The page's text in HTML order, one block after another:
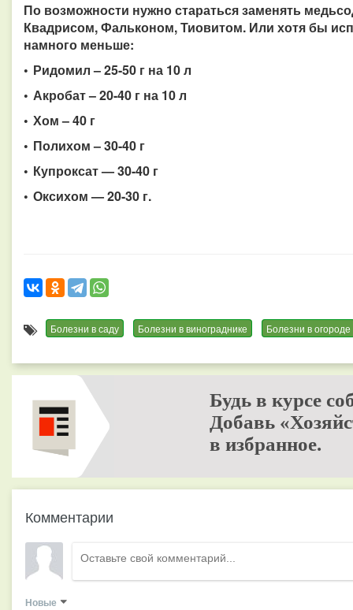
По возможности нужно стараться заменять
Квадрисом, Фальконом, Тиовитом. Или хотя бы
намного меньше:
• Ридомил – 25-50 г на 10 л
• Акробат – 20-40 г на 10 л
• Хом – 40 г
• Полихом – 30-40 г
• Купроксат — 30-40 г
• Оксихом — 20-30 г.
Болезни в саду Болезни в винограднике Болезни в огороде
Будь в курсе
Добавь
в избранное.
Комментарии
Новые